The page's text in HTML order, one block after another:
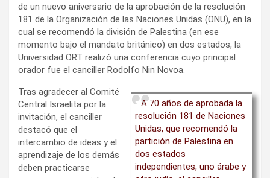
de un nuevo aniversario de la aprobación de la resolución
181 de la Organización de las Naciones Unidas (ONU), en la
cual se recomendó la división de Palestina (en ese
momento bajo el mandato británico) en dos estados, la
Universidad ORT realizó una conferencia cuyo principal
orador fue el canciller Rodolfo Nin Novoa.
A 70 años de aprobada la
resolución 181 de Naciones
Unidas, que recomendó la
partición de Palestina en
dos estados
independientes, uno árabe y
Tras agradecer al Comité
Central Israelita por la
invitación, el canciller
destacó que el
intercambio de ideas y el
aprendizaje de los demás
deben practicarse